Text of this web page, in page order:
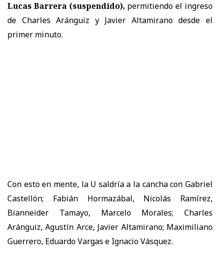
Lucas Barrera (suspendido), permitiendo el ingreso
de Charles Aránguiz y Javier Altamirano desde el
primer minuto.
Con esto en mente, la U saldría a la cancha con Gabriel
Castellón; Fabián Hormazábal, Nicolás Ramírez,
Bianneider Tamayo, Marcelo Morales; Charles
Aránguiz, Agustín Arce, Javier Altamirano; Maximiliano
Guerrero, Eduardo Vargas e Ignacio Vásquez.